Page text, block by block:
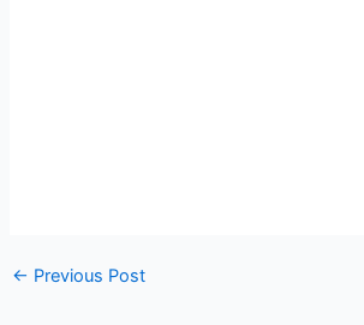
← Previous Post